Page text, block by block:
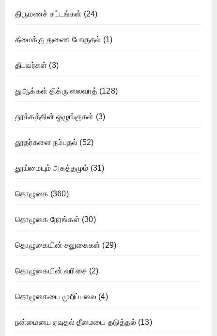
திருமணச் சட்டங்கள் (24)
தீமைக்கு துணை போகுதல் (1)
தீயவர்கள் (3)
துஆக்கள் திக்ரு ஸலவாத்(128)
தூக்கத்தின் ஒழுங்குகள் (3)
தூதர்களை நம்புதல் (52)
தூய்மையும் அசுத்தமும் (31)
தொழுகை (360)
தொழுகை நேரங்கள் (30)
தொழுகையின் சலுகைகள் (29)
தொழுகையின் வரிசை (2)
தொழுகையை முறிப்பவை (4)
நன்மையை ஏவுதல் தீமையை தடுத்தல் (13)